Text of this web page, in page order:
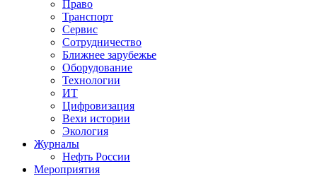
Право
Транспорт
Сервис
Сотрудничество
Ближнее зарубежье
Оборудование
Технологии
ИТ
Цифровизация
Вехи истории
Экология
Журналы
Нефть России
Мероприятия